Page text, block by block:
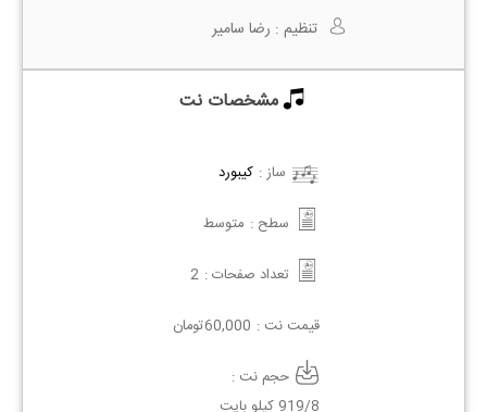
تنظیم : رضا سامیر
مشخصات نت
ساز : کیبورد
سطح : متوسط
تعداد صفحات : 2
قیمت نت : 60,000تومان
حجم نت :
919/8 کیلو بایت